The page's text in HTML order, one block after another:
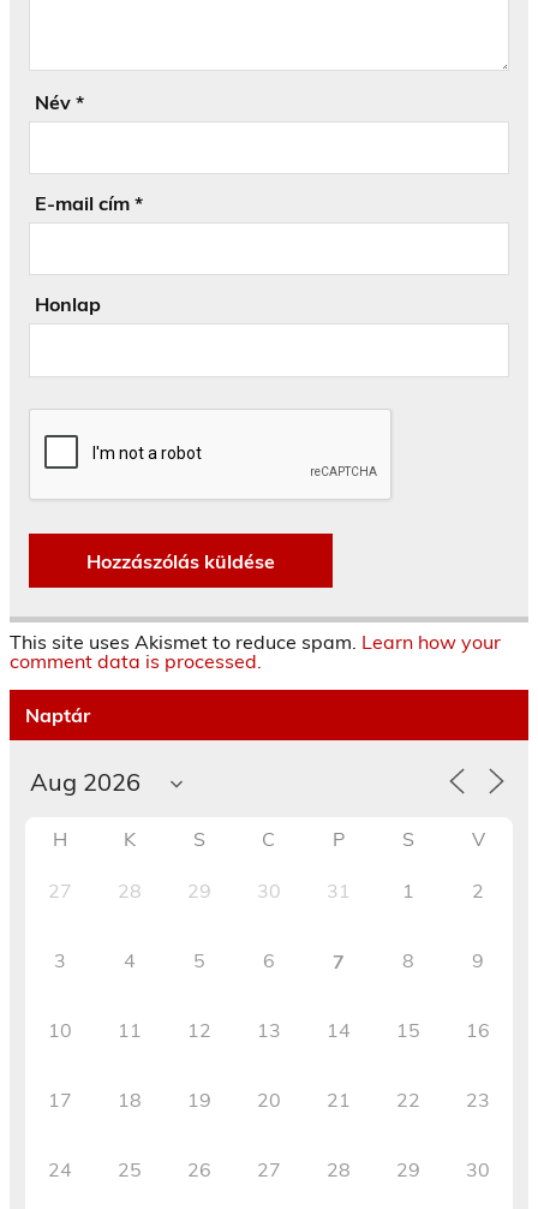
Név *
E-mail cím *
Honlap
This site uses Akismet to reduce spam. Learn how your
comment data is processed.
Naptár
H K S C P S V
27 28 29 30 31 1 2
3 4 5 6 7 8 9
10 11 12 13 14 15 16
17 18 19 20 21 22 23
24 25 26 27 28 29 30